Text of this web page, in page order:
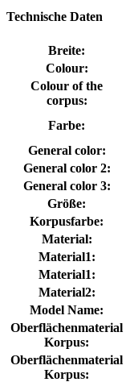
Technische Daten
Breite:
Colour:
Colour of the
corpus:
Farbe:
General color:
General color 2:
General color 3:
Größe:
Korpusfarbe:
Material:
Material1:
Material1:
Material2:
Model Name:
Oberflächenmaterial
Korpus:
Oberflächenmaterial
Korpus: